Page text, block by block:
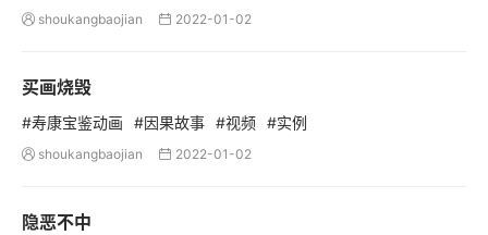
 shoukangbaojian  2022-01-02
买画烧毁
#寿康宝鉴动画 #因果故事 #视频 #实例
 shoukangbaojian  2022-01-02
隐恶不中